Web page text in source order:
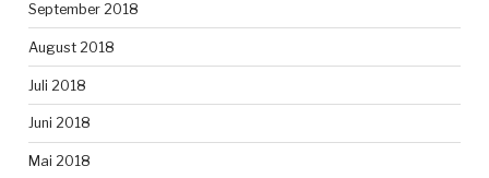
September 2018
August 2018
Juli 2018
Juni 2018
Mai 2018